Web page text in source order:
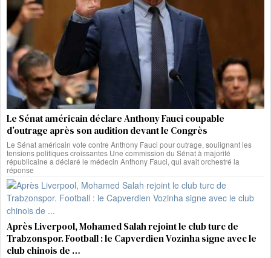
Le Sénat américain déclare Anthony Fauci coupable
d’outrage après son audition devant le Congrès
Le Sénat américain vote contre Anthony Fauci pour outrage, soulignant les
tensions politiques croissantes Une commission du Sénat à majorité
républicaine a déclaré le médecin Anthony Fauci, qui avait orchestré la
réponse
Après Liverpool, Mohamed Salah rejoint le club turc de
Trabzonspor. Football : le Capverdien Vozinha signe avec le
club chinois de …